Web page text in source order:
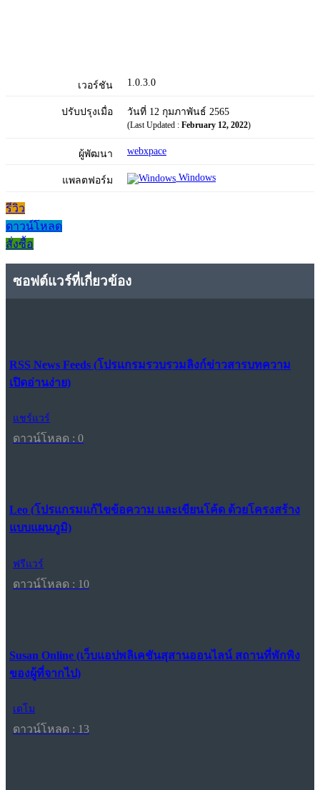
เวอร์ชัน 1.0.3.0
ปรับปรุงเมื่อ วันที่ 12 กุมภาพันธ์ 2565
(Last Updated : February 12, 2022)
ผู้พัฒนา webxpace
แพลตฟอร์ม Windows
รีวิว
ดาวน์โหลด
สั่งซื้อ
ซอฟต์แวร์ที่เกี่ยวข้อง
RSS News Feeds (โปรแกรมรวบรวมลิงก์ข่าวสารบทความ
เปิดอ่านง่าย)
แชร์แวร์
ดาวน์โหลด : 0
Leo (โปรแกรมแก้ไขข้อความ และเขียนโค้ด ด้วยโครงสร้าง
แบบแผนภูมิ)
ฟรีแวร์
ดาวน์โหลด : 10
Susan Online (เว็บแอปพลิเคชันสุสานออนไลน์ สถานที่พักพิง
ของผู้ที่จากไป)
เดโม
ดาวน์โหลด : 13